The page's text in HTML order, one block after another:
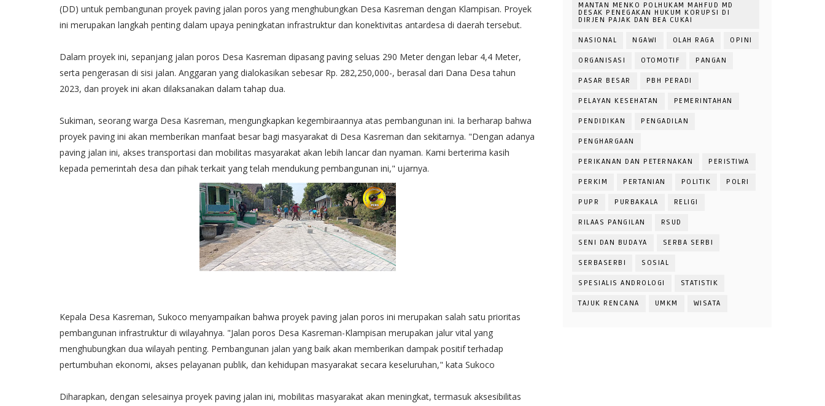
(DD) untuk pembangunan proyek paving jalan poros yang menghubungkan Desa Kasreman dengan Klampisan. Proyek
ini merupakan langkah penting dalam upaya peningkatan infrastruktur dan konektivitas antardesa di daerah tersebut.
Dalam proyek ini, sepanjang jalan poros Desa Kasreman dipasang paving seluas 290 Meter dengan lebar 4,4 Meter,
serta pengerasan di sisi jalan. Anggaran yang dialokasikan sebesar Rp. 282,250,000-, berasal dari Dana Desa tahun
2023, dan proyek ini akan dilaksanakan dalam tahap dua.
Sukiman, seorang warga Desa Kasreman, mengungkapkan kegembiraannya atas pembangunan ini. Ia berharap bahwa
proyek paving ini akan memberikan manfaat besar bagi masyarakat di Desa Kasreman dan sekitarnya. "Dengan adanya
paving jalan ini, akses transportasi dan mobilitas masyarakat akan lebih lancar dan nyaman. Kami berterima kasih
kepada pemerintah desa dan pihak terkait yang telah mendukung pembangunan ini," ujarnya.
Kepala Desa Kasreman, Sukoco menyampaikan bahwa proyek paving jalan poros ini merupakan salah satu prioritas
pembangunan infrastruktur di wilayahnya. "Jalan poros Desa Kasreman-Klampisan merupakan jalur vital yang
menghubungkan dua wilayah penting. Pembangunan jalan yang baik akan memberikan dampak positif terhadap
pertumbuhan ekonomi, akses pelayanan publik, dan kehidupan masyarakat secara keseluruhan," kata Sukoco
Diharapkan, dengan selesainya proyek paving jalan ini, mobilitas masyarakat akan meningkat, termasuk aksesibilitas
MANTAN MENKO POLHUKAM MAHFUD MD
DESAK PENEGAKAN HUKUM KORUPSI DI
DIRJEN PAJAK DAN BEA CUKAI
NASIONAL NGAWI OLAH RAGA OPINI
ORGANISASI OTOMOTIF PANGAN
PASAR BESAR PBH PERADI
PELAYAN KESEHATAN PEMERINTAHAN
PENDIDIKAN PENGADILAN
PENGHARGAAN
PERIKANAN DAN PETERNAKAN PERISTIWA
PERKIM PERTANIAN POLITIK POLRI
PUPR PURBAKALA RELIGI
RILAAS PANGILAN RSUD
SENI DAN BUDAYA SERBA SERBI
SERBASERBI SOSIAL
SPESIALIS ANDROLOGI STATISTIK
TAJUK RENCANA UMKM WISATA